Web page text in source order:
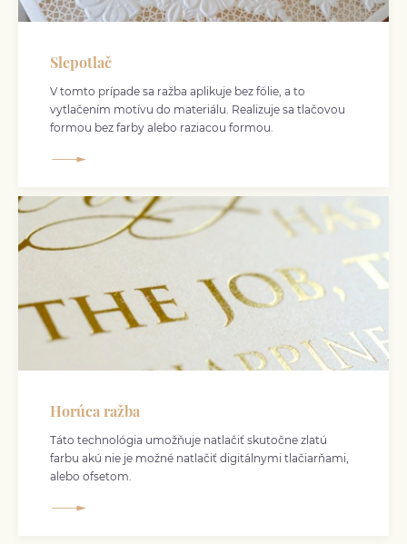
Slepotlač
V tomto prípade sa ražba aplikuje bez fólie, a to
vytlačením motívu do materiálu. Realizuje sa tlačovou
formou bez farby alebo raziacou formou.
Horúca ražba
Táto technológia umožňuje natlačiť skutočne zlatú
farbu akú nie je možné natlačiť digitálnymi tlačiarňami,
alebo ofsetom.